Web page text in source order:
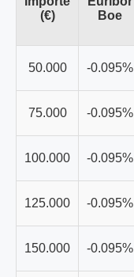
(€)
Boe
50.000 -0.095%
75.000 -0.095%
100.000 -0.095%
125.000 -0.095%
150.000 -0.095%